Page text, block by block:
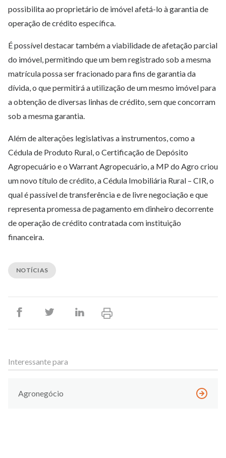
possibilita ao proprietário de imóvel afetá-lo à garantia de
operação de crédito específica.
É possível destacar também a viabilidade de afetação parcial
do imóvel, permitindo que um bem registrado sob a mesma
matrícula possa ser fracionado para fins de garantia da
dívida, o que permitirá a utilização de um mesmo imóvel para
a obtenção de diversas linhas de crédito, sem que concorram
sob a mesma garantia.
Além de alterações legislativas a instrumentos, como a
Cédula de Produto Rural, o Certificação de Depósito
Agropecuário e o Warrant Agropecuário, a MP do Agro criou
um novo título de crédito, a Cédula Imobiliária Rural – CIR, o
qual é passível de transferência e de livre negociação e que
representa promessa de pagamento em dinheiro decorrente
de operação de crédito contratada com instituição
financeira.
NOTÍCIAS
Interessante para
Agronegócio